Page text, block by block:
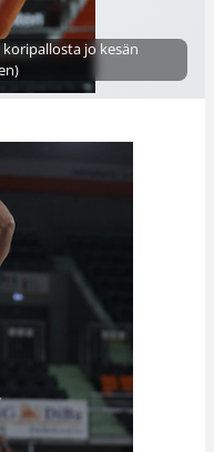
koripallosta jo kesän